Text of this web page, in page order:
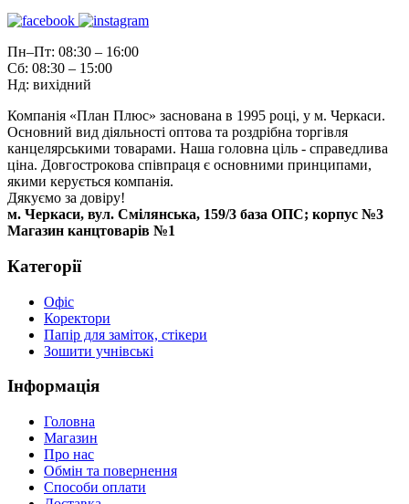
Пн–Пт: 08:30 – 16:00
Сб: 08:30 – 15:00
Нд: вихідний
Компанія «План Плюс» заснована в 1995 році, у м. Черкаси.
Основний вид діяльності оптова та роздрібна торгівля
канцелярськими товарами. Наша головна ціль - справедлива
ціна. Довгострокова співпраця є основними принципами,
якими керується компанія.
Дякуємо за довіру!
м. Черкаси, вул. Смілянська, 159/3 база ОПС; корпус №3
Магазин канцтоварів №1
Категорії
Офіс
Коректори
Папір для заміток, стікери
Зошити учнівські
Інформація
Головна
Магазин
Про нас
Обмін та повернення
Способи оплати